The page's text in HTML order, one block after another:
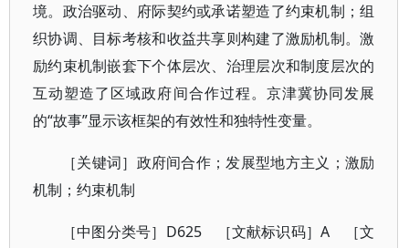
境。政治驱动、府际契约或承诺塑造了约束机制；组
织协调、目标考核和收益共享则构建了激励机制。激
励约束机制嵌套下个体层次、治理层次和制度层次的
互动塑造了区域政府间合作过程。京津冀协同发展
的“故事”显示该框架的有效性和独特性变量。
［关键词］政府间合作；发展型地方主义；激励
机制；约束机制
［中图分类号］D625 ［文献标识码］A ［文